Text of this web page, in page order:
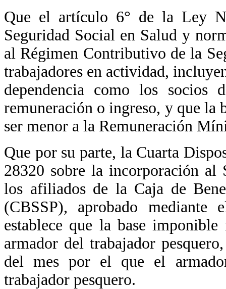
Que el artículo 6° de la Ley
Seguridad Social en Salud y
al Régimen Contributivo de la
trabajadores en actividad,
dependencia como los socios
remuneración o ingreso, y que la
ser menor a la Remuneración
Que por su parte, la Cuarta
28320 sobre la incorporación
los afiliados de la Caja de
(CBSSP), aprobado mediante
establece que la base
armador del trabajador
del mes por el que el
trabajador pesquero.